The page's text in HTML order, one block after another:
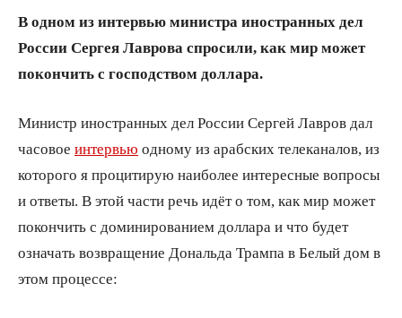
В одном из интервью министра иностранных дел
России Сергея Лаврова спросили, как мир может
покончить с господством доллара.
Министр иностранных дел России Сергей Лавров дал
часовое интервью одному из арабских телеканалов, из
которого я процитирую наиболее интересные вопросы
и ответы. В этой части речь идёт о том, как мир может
покончить с доминированием доллара и что будет
означать возвращение Дональда Трампа в Белый дом в
этом процессе: